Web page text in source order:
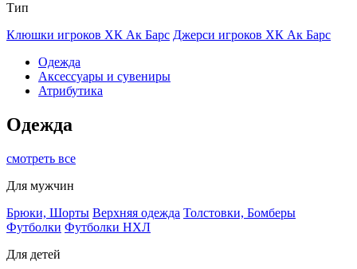
Тип
Клюшки игроков ХК Ак Барс Джерси игроков ХК Ак Барс
Одежда
Аксессуары и сувениры
Атрибутика
Одежда
смотреть все
Для мужчин
Брюки, Шорты Верхняя одежда Толстовки, Бомберы
Футболки Футболки НХЛ
Для детей